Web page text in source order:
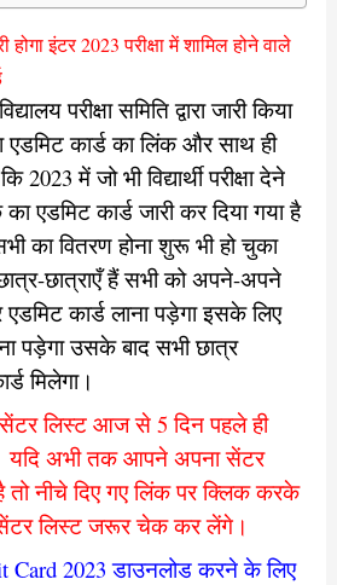
इंटर 2023 परीक्षा में शामिल होने वाले
परीक्षा समिति द्वारा जारी किया
एडमिट कार्ड का लिंक और साथ ही
2023 में जो भी विद्यार्थी परीक्षा देने
एडमिट कार्ड जारी कर दिया गया है
का वितरण होना शुरू भी हो चुका
छात्राएँ हैं सभी को अपने-अपने
कार्ड लाना पड़ेगा इसके लिए
पड़ेगा उसके बाद सभी छात्र
मिलेगा।
सेंटर लिस्ट आज से 5 दिन पहले ही
यदि अभी तक आपने अपना सेंटर
तो नीचे दिए गए लिंक पर क्लिक करके
लिस्ट जरूर चेक कर लेंगे।
Card 2023 डाउनलोड करने के लिए